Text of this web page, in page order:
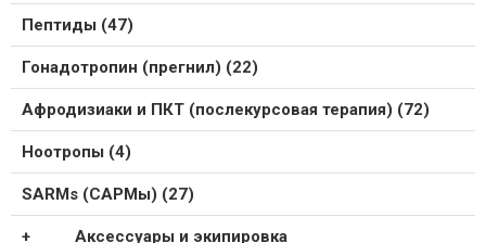
Пептиды (47)
Гонадотропин (прегнил) (22)
Афродизиаки и ПКТ (послекурсовая терапия) (72)
Ноотропы (4)
SARMs (САРМы) (27)
Аксессуары и экипировка